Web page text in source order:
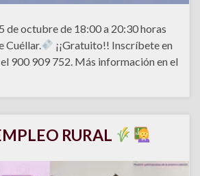
de octubre de 18:00 a 20:30 horas
Cuéllar.
¡¡Gratuito!! Inscríbete en
el 900 909 752. Más información en el
RURAL